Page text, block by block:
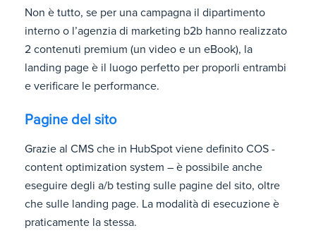
Non è tutto, se per una campagna il dipartimento
interno o l’agenzia di marketing b2b hanno realizzato
2 contenuti premium (un video e un eBook), la
landing page è il luogo perfetto per proporli entrambi
e verificare le performance.
Pagine del sito
Grazie al CMS che in HubSpot viene definito COS -
content optimization system – è possibile anche
eseguire degli a/b testing sulle pagine del sito, oltre
che sulle landing page. La modalità di esecuzione è
praticamente la stessa.